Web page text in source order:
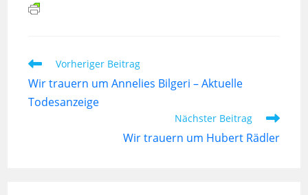
Vorheriger Beitrag
Wir trauern um Annelies Bilgeri – Aktuelle
Todesanzeige
Nächster Beitrag
Wir trauern um Hubert Rädler